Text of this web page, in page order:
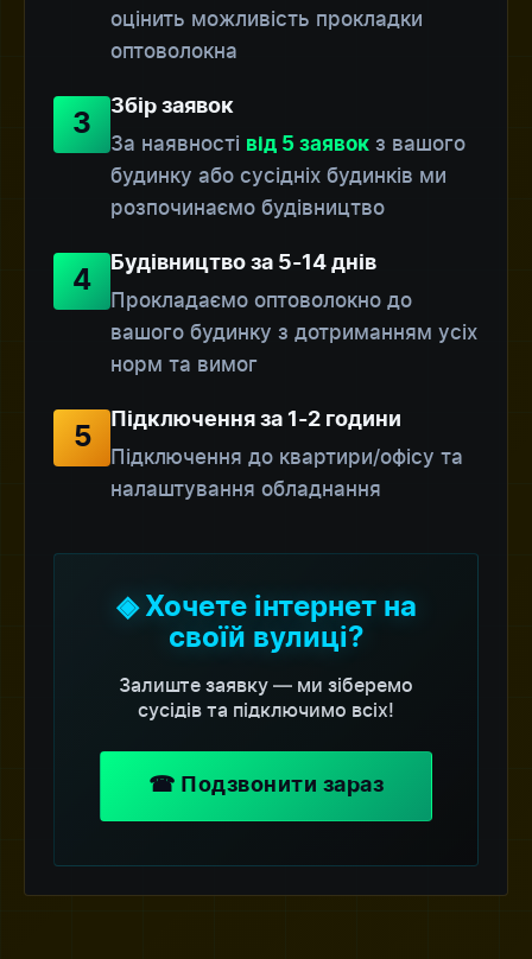
оцінить можливість прокладки
оптоволокна
3
Збір заявок
За наявності від 5 заявок з вашого
будинку або сусідніх будинків ми
розпочинаємо будівництво
4
Будівництво за 5-14 днів
Прокладаємо оптоволокно до
вашого будинку з дотриманням усіх
норм та вимог
5
Підключення за 1-2 години
Підключення до квартири/офісу та
налаштування обладнання
◈ Хочете інтернет на
своїй вулиці?
Залиште заявку — ми зіберемо
сусідів та підключимо всіх!
☎ Подзвонити зараз